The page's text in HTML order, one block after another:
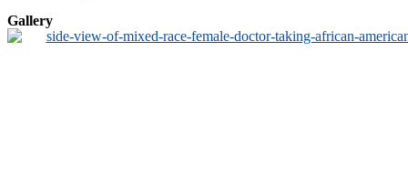
Gallery